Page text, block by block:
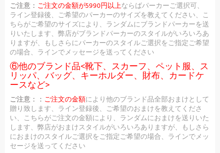
ご注意： ご注文の金額が5990円以上ならばパーカーご選択可、
ライン登録後、ご希望のパーカーのサイズを教えてください、こ
ちらがご希望のサイズにより、ランダムにブランドパーカーを送
りいたします、弊店がブランドパーカーのスタイルがいろいろあ
りますが、もしさらにパーカーのスタイルご選択をご指定ご希望
の場合、ラインでメッセージを送ってください
⑥他のブランド品<靴下、スカーフ、ペット服、ス
リッパ、バッグ、キーホルダー、財布、カードケ
ースなど>
ご注意：： ご注文の金額により他のブランド品全部おまけとして
贈り致します、ライン登録後、ご希望のおまけを教えてくださ
い、こちらがご注文の金額により、ランダムにおまけを送りいた
します、弊店がおまけスタイルがいろいろありますが、もしさら
におまけのスタイルご選択をご指定ご希望の場合、ラインでメッ
セージを送ってください